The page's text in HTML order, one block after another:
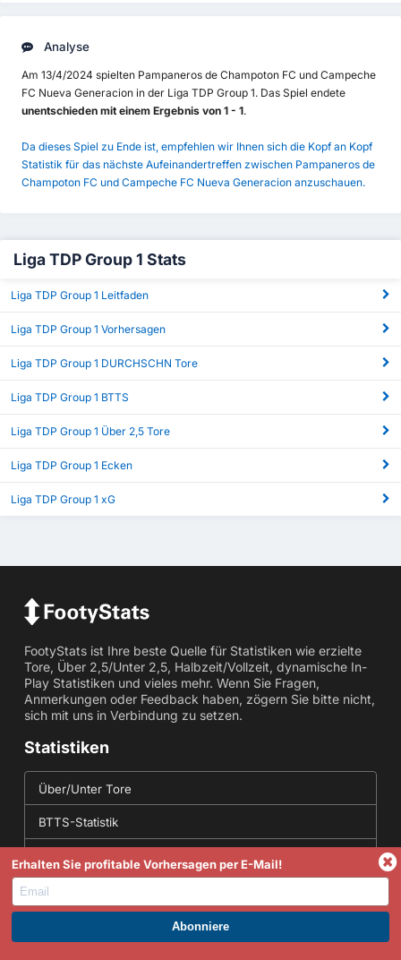
Analyse
Am 13/4/2024 spielten Pampaneros de Champoton FC und Campeche
FC Nueva Generacion in der Liga TDP Group 1. Das Spiel endete
unentschieden mit einem Ergebnis von 1 - 1.
Da dieses Spiel zu Ende ist, empfehlen wir Ihnen sich die Kopf an Kopf
Statistik für das nächste Aufeinandertreffen zwischen Pampaneros de
Champoton FC und Campeche FC Nueva Generacion anzuschauen.
Liga TDP Group 1 Stats
Liga TDP Group 1 Leitfaden
Liga TDP Group 1 Vorhersagen
Liga TDP Group 1 DURCHSCHN Tore
Liga TDP Group 1 BTTS
Liga TDP Group 1 Über 2,5 Tore
Liga TDP Group 1 Ecken
Liga TDP Group 1 xG
FootyStats ist Ihre beste Quelle für Statistiken wie erzielte
Tore, Über 2,5/Unter 2,5, Halbzeit/Vollzeit, dynamische In-
Play Statistiken und vieles mehr. Wenn Sie Fragen,
Anmerkungen oder Feedback haben, zögern Sie bitte nicht,
sich mit uns in Verbindung zu setzen.
Statistiken
Über/Unter Tore
BTTS-Statistik
Getroffen in beiden Spielhälften
Korrekte Ergebnisstatistiken
WERDEN SIE PREMIUM UND PROFITIEREN SIE JETZT.
Erhalten Sie profitable Vorhersagen per E-Mail!